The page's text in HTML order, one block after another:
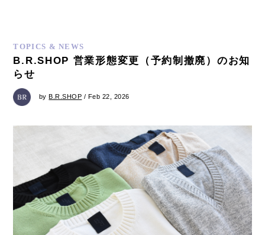
TOPICS & NEWS
B.R.SHOP 営業形態変更（予約制撤廃）のお知
らせ
byB.R.SHOP / Feb 22, 2026